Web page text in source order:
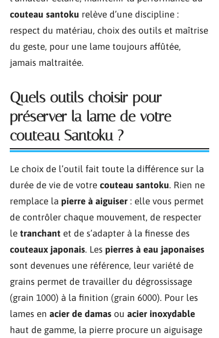
couteau santoku relève d’une discipline :
respect du matériau, choix des outils et maîtrise
du geste, pour une lame toujours affûtée,
jamais maltraitée.
Quels outils choisir pour
préserver la lame de votre
couteau Santoku ?
Le choix de l’outil fait toute la différence sur la
durée de vie de votre couteau santoku. Rien ne
remplace la pierre à aiguiser : elle vous permet
de contrôler chaque mouvement, de respecter
le tranchant et de s’adapter à la finesse des
couteaux japonais. Les pierres à eau japonaises
sont devenues une référence, leur variété de
grains permet de travailler du dégrossissage
(grain 1000) à la finition (grain 6000). Pour les
lames en acier de damas ou acier inoxydable
haut de gamme, la pierre procure un aiguisage